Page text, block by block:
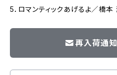
5．ロマンティックあげるよ／橋本
再入荷通